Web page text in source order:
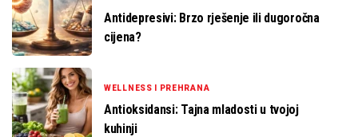
Antidepresivi: Brzo rješenje ili dugoročna
cijena?
WELLNESS I PREHRANA
Antioksidansi: Tajna mladosti u tvojoj
kuhinji